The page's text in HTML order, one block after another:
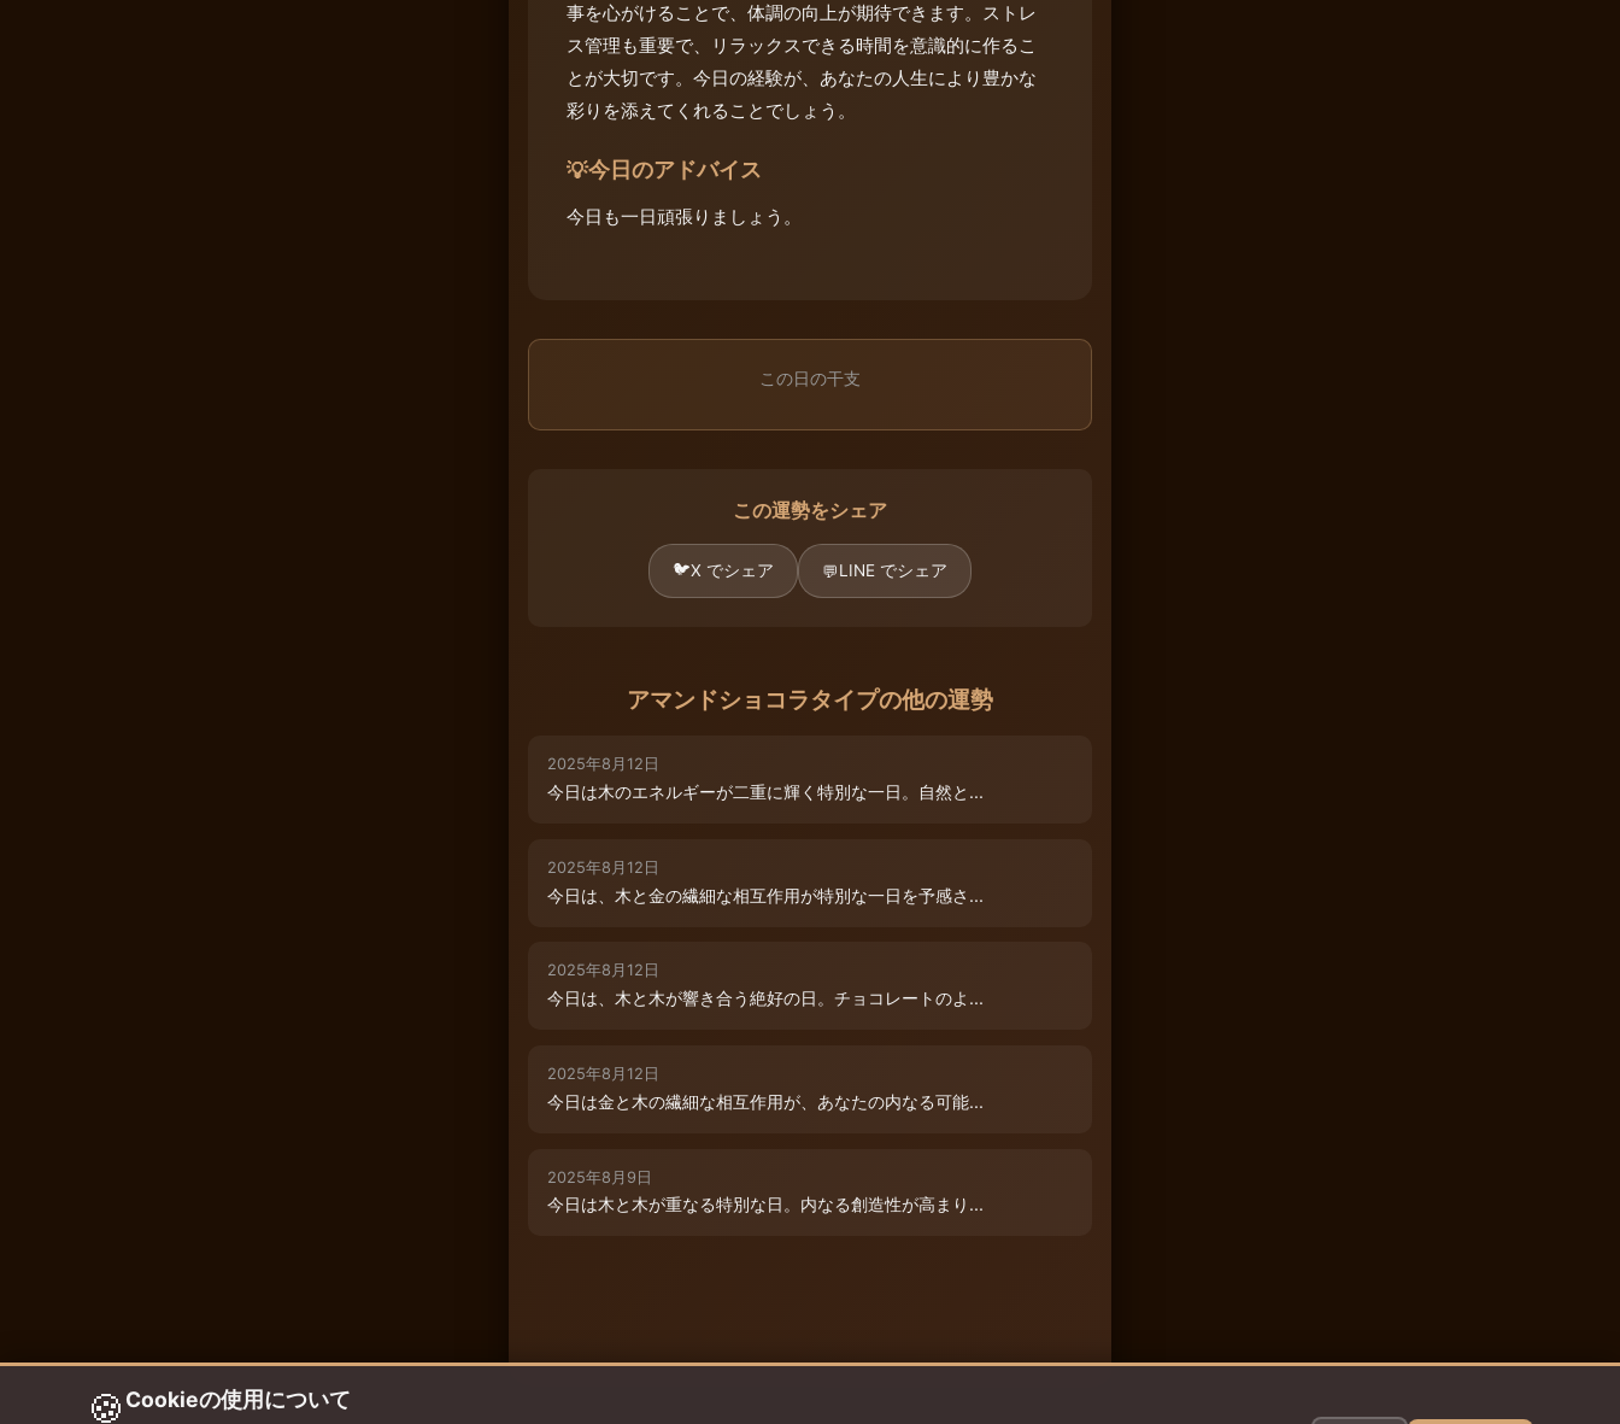
事を心がけることで、体調の向上が期待できます。ストレ
ス管理も重要で、リラックスできる時間を意識的に作るこ
とが大切です。今日の経験が、あなたの人生により豊かな
彩りを添えてくれることでしょう。
💡今日のアドバイス
今日も一日頑張りましょう。
この日の干支
この運勢をシェア
🐦X でシェア 💬LINE でシェア
アマンドショコラタイプの他の運勢
2025年8月12日
今日は木のエネルギーが二重に輝く特別な一日。自然と...
2025年8月12日
今日は、木と金の繊細な相互作用が特別な一日を予感さ...
2025年8月12日
今日は、木と木が響き合う絶好の日。チョコレートのよ...
2025年8月12日
今日は金と木の繊細な相互作用が、あなたの内なる可能...
2025年8月9日
今日は木と木が重なる特別な日。内なる創造性が高まり...
🍪 Cookieの使用について